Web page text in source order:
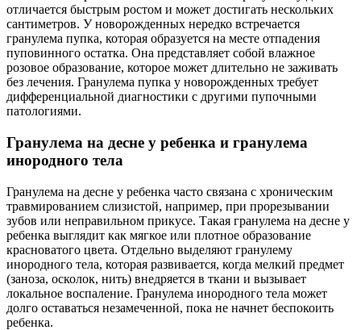
отличается быстрым ростом и может достигать нескольких
сантиметров. У новорожденных нередко встречается
гранулема пупка, которая образуется на месте отпадения
пуповинного остатка. Она представляет собой влажное
розовое образование, которое может длительно не заживать
без лечения. Гранулема пупка у новорожденных требует
дифференциальной диагностики с другими пупочными
патологиями.
Гранулема на десне у ребенка и гранулема
инородного тела
Гранулема на десне у ребенка часто связана с хроническим
травмированием слизистой, например, при прорезывании
зубов или неправильном прикусе. Такая гранулема на десне у
ребенка выглядит как мягкое или плотное образование
красноватого цвета. Отдельно выделяют гранулему
инородного тела, которая развивается, когда мелкий предмет
(заноза, осколок, нить) внедряется в ткани и вызывает
локальное воспаление. Гранулема инородного тела может
долго оставаться незамеченной, пока не начнет беспокоить
ребенка.